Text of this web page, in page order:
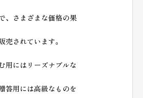
、さまざまな価格の果
売されています。
用にはリーズナブルな
答用には高級なものを